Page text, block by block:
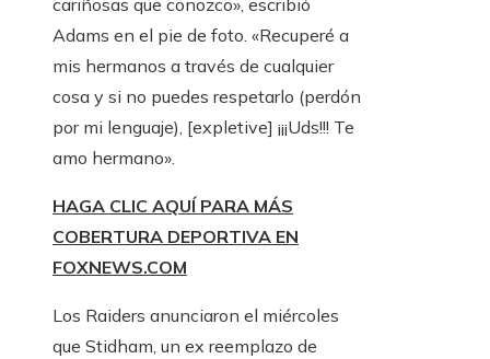
cariñosas que conozco», escribió
Adams en el pie de foto. «Recuperé a
mis hermanos a través de cualquier
cosa y si no puedes respetarlo (perdón
por mi lenguaje), [expletive] ¡¡¡Uds!!! Te
amo hermano».
HAGA CLIC AQUÍ PARA MÁS
COBERTURA DEPORTIVA EN
FOXNEWS.COM
Los Raiders anunciaron el miércoles
que Stidham, un ex reemplazo de